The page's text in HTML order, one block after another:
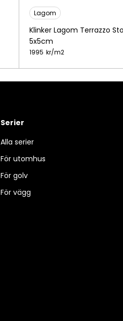
Lagom
Klinker Lagom Terrazzo
5x5cm
1995 kr/m2
Serier
Alla serier
För utomhus
För golv
För vägg